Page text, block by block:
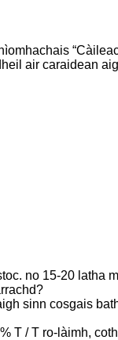
air caraidean
no 15-20 latha
sinn cosgais
T / T ro-làimh,